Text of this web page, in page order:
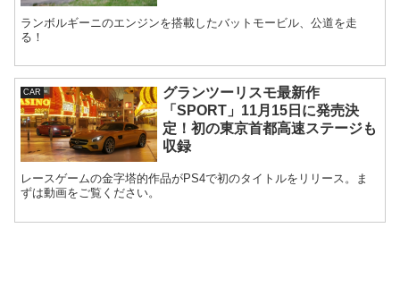
ランボルギーニのエンジンを搭載したバットモービル、公道を走
る！
CAR
グランツーリスモ最新作
「SPORT」11月15日に発売決
定！初の東京首都高速ステージも
収録
レースゲームの金字塔的作品がPS4で初のタイトルをリリース。ま
ずは動画をご覧ください。